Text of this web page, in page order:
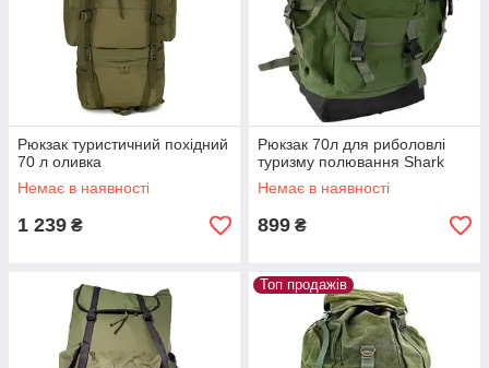
Рюкзак туристичний похідний
70 л оливка
Немає в наявності
1 239 ₴
Рюкзак 70л для риболовлі
туризму полювання Shark
Немає в наявності
899 ₴
Топ продажів